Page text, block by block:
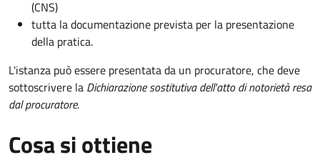
(CNS)
tutta la documentazione prevista per la presentazione
della pratica.
L'istanza può essere presentata da un procuratore, che deve
sottoscrivere la Dichiarazione sostitutiva dell'atto di notorietà resa
dal procuratore.
Cosa si ottiene